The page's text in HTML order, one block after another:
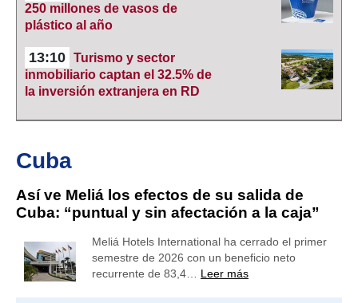
250 millones de vasos de
plástico al año
13:10 Turismo y sector
inmobiliario captan el 32.5% de
la inversión extranjera en RD
Cuba
Así ve Meliá los efectos de su salida de
Cuba: “puntual y sin afectación a la caja”
Meliá Hotels International ha cerrado el primer
semestre de 2026 con un beneficio neto
recurrente de 83,4… Leer más